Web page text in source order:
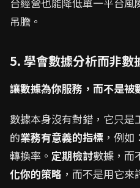
吊膽。
5. 學會數據分析而非數
讓數據為你服務，而不是被
數據本身沒有對錯，它只
的業務有意義的指標 ，例
轉換率。 定期檢討數據，而
化你的策略 ，而不是用它來